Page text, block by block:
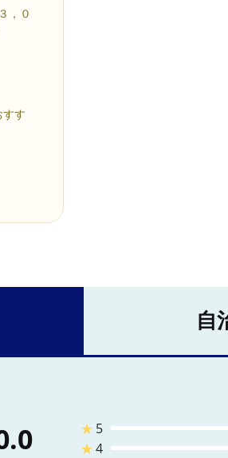
，０
すす
自
★ 5
★4